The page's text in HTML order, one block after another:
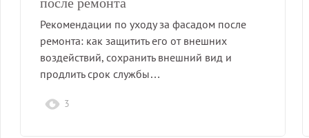
Рекомендации по уходу за фасадом после
ремонта: как защитить его от внешних
воздействий, сохранить внешний вид и
продлить срок службы…
3